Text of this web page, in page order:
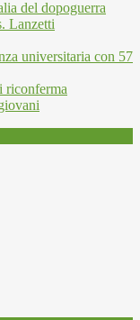
del dopoguerra
Lanzetti
universitaria con 57
riconferma